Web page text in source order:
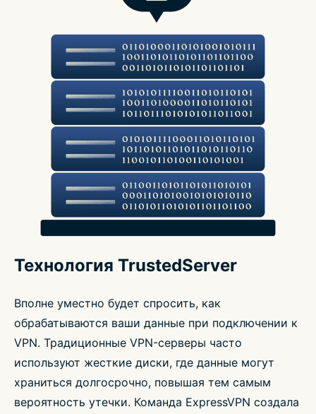
Технология TrustedServer
Вполне уместно будет спросить, как
обрабатываются ваши данные при подключении к
VPN. Традиционные VPN-серверы часто
используют жесткие диски, где данные могут
храниться долгосрочно, повышая тем самым
вероятность утечки. Команда ExpressVPN создала